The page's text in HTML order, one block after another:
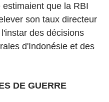
que la RBI
son taux directeur
des décisions
d'Indonésie et des
DE GUERRE